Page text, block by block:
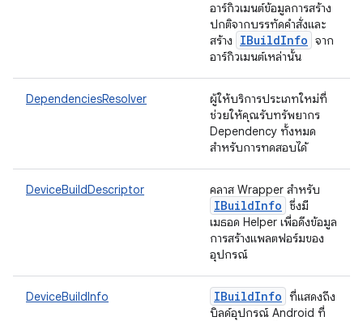
อาร์กิวเมนต์ข้อมูลการสร้าง
ปกติจากบรรทัดคำสั่งและ
สร้าง
IBuildInfo จาก
อาร์กิวเมนต์เหล่านั้น
DependenciesResolver
ผู้ให้บริการประเภทใหม่ที่
ช่วยให้คุณรับทรัพยากร
Dependency ทั้งหมด
สำหรับการทดสอบได้
DeviceBuildDescriptor คลาส Wrapper สำหรับ
IBuildInfo ซึ่งมี
เมธอด Helper เพื่อดึงข้อมูล
การสร้างแพลตฟอร์มของ
อุปกรณ์
DeviceBuildInfo IBuildInfo ที่แสดงถึง
บิลด์อุปกรณ์ Android ที่